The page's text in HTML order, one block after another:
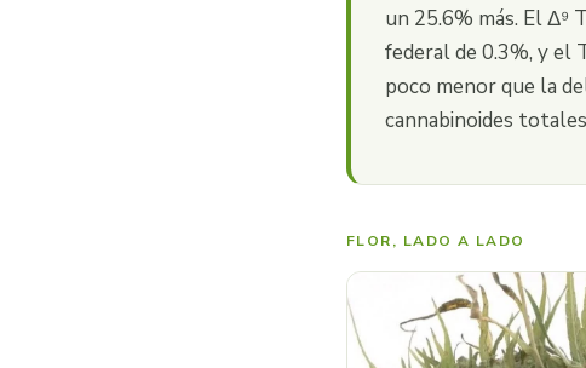
un 25.6% más. El Δ⁹
federal de 0.3%, y el
poco menor que la
cannabinoides
FLOR, LADO A LADO